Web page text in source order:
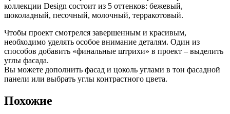
коллекции Design состоит из 5 оттенков: бежевый,
шоколадный, песочный, молочный, терракотовый.
Чтобы проект смотрелся завершенным и красивым,
необходимо уделять особое внимание деталям. Один из
способов добавить «финальные штрихи» в проект – выделить
углы фасада.
Вы можете дополнить фасад и цоколь углами в тон фасадной
панели или выбрать углы контрастного цвета.
Похожие